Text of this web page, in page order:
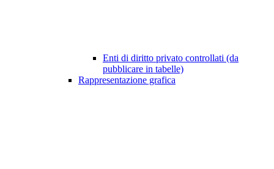
Enti di diritto privato controllati (da
pubblicare in tabelle)
Rappresentazione grafica